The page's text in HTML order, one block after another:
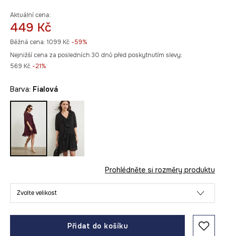
Aktuální cena:
449 Kč
Běžná cena: 1099 Kč -59%
Nejnižší cena za posledních 30 dnů před poskytnutím slevy:
569 Kč -21%
Barva: fialová
Prohlédněte si rozměry produktu
Zvolte velikost
Přidat do košíku